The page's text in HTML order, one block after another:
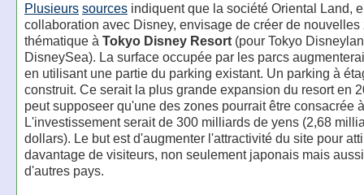
Plusieurs sourcesindiquent que la société Oriental Land,
collaboration avec Disney, envisage de créer de nouvelles
thématique à Tokyo Disney Resort(pour Tokyo
DisneySea). La surface occupée par les parcs
en utilisant une partie du parking existant. Un parking à
construit. Ce serait la plus grande expansion du resort en
peut supposeer qu'une des zones pourrait être consacrée
L'investissement serait de 300 milliards de yens (2,68
dollars). Le but est d'augmenter l'attractivité du site pour
davantage de visiteurs, non seulement japonais mais
d'autres pays.